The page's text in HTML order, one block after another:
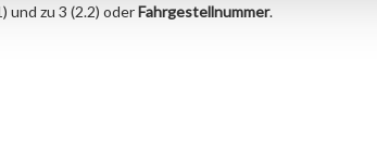
und zu 3 (2.2) oderFahrgestellnummer.